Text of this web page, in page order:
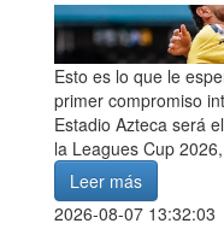
Esto es lo que le
primer compromiso
Estadio Azteca será
la Leagues Cup
Leer más
2026-08-07 13:32:03